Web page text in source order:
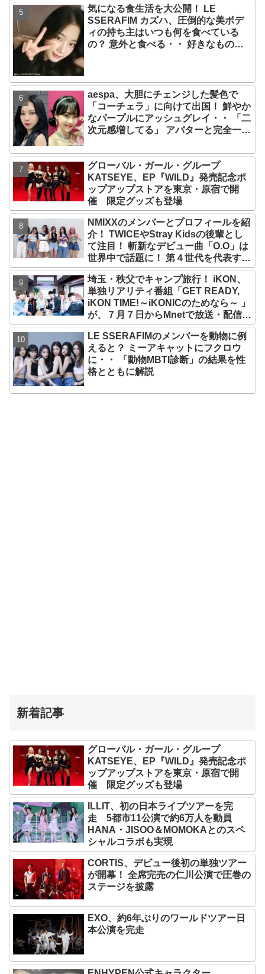
光栄」
気になる食生活を大公開！ LE
SSERAFIM カズハ、圧倒的な美ボデ
ィの持ち主はいつも何を食べている
の？ 意外と食べる・・ 好きなものを
aespa、大胆にチェンジした髪色で
「コーチェラ」に向けて出国！ 鮮やか
なパープルにアッシュグレイ・・ 「二
次元感増してる」 アバターと完全一致
グローバル・ガール・グループ
KATSEYE、EP『WILD』発売記念ポ
ップアップストアを東京・原宿で開
催 限定グッズも登場
NMIXXのメンバーとプロフィールを紹
介！ TWICEやStray Kidsの後輩とし
て注目！ 斬新なデビュー曲「O.O」は
世界中で話題に！ 第４世代を代表する
美女ソリュンをはじめ、全員ビジュア
ルメンバーといわれるその魅力をチェ
ック
埼玉・秩父でキャンプ旅行！ iKON、
単独リアリティ番組「GET READY,
iKON TIME!～iKONICのためなら～ 」
が、７月７日からMnetで放送・配信ス
タート
LE SSERAFIMのメンバーを動物に例
えると？ ミーアキャットにフクロウ
に・・ 「動物MBTI診断」の結果を性
格とともに解説
新着記事
グローバル・ガール・グループ
KATSEYE、EP『WILD』発売記念ポ
ップアップストアを東京・原宿で開
催 限定グッズも登場
ILLIT、初の日本ライブツアーを完
走 5都市11公演で約6万人を動員
HANA・JISOO＆MOMOKAとのスペ
シャルコラボも実現
CORTIS、デビュー後初の単独ツアー
が開幕！ 全席完売の仁川公演で圧巻の
ステージを披露
EXO、約6年ぶりのワールドツアー日
本公演を完走